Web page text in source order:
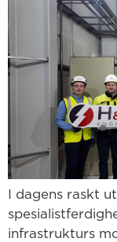
I dagens raskt
infrastrukturs